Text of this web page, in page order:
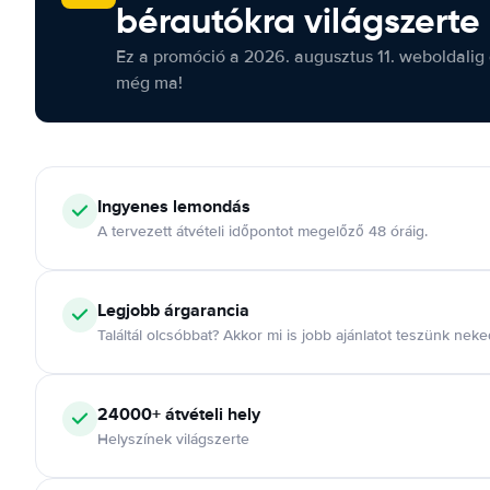
bérautókra világszerte
Ez a promóció a 2026. augusztus 11.
még ma!
Ingyenes lemondás
A tervezett átvételi időpontot megelőző 48 óráig.
Legjobb árgarancia
Találtál olcsóbbat? Akkor mi is jobb ajánlatot teszünk
24000+ átvételi hely
Helyszínek világszerte